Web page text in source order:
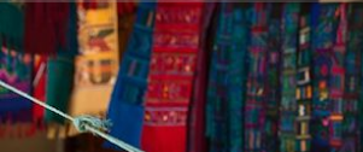
91% de satisfaction (22 avis)
L’héritage maya ne s’exprime d’ailleurs
les ruines des temples et des cités. Il
les motifs, les couleurs et même les
usage chez les descendants
Activité
Baignade - SnorkelingDécouverte